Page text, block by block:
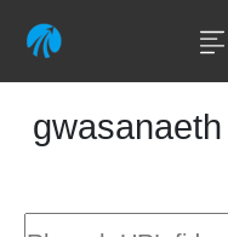
gwasanaeth